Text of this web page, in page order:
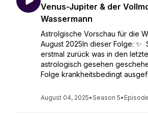
Venus-Jupiter & der
Wassermann
Astrolgische Vorschau für die
August 2025In dieser Folge: ✨
erstmal zurück was in den
astrologisch gesehen
Folge krankheitsbedingt
August 04, 2025•Season 5•